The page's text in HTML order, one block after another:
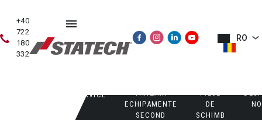
+40
722
180
332
RO
SERVICE
VÂNZĂRI
ECHIPAMENTE
SECOND
PIESE
DE
SCHIMB